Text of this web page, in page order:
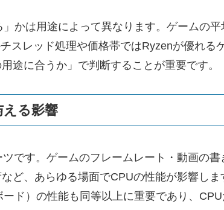
かは用途によって異なります。ゲームの平
スレッド処理や価格帯ではRyzenが優れる
途に合うか」で判断することが重要です。
る影響
です。ゲームのフレームレート・動画の書
ど、あらゆる場面でCPUの性能が影響しま
ド）の性能も同等以上に重要であり、